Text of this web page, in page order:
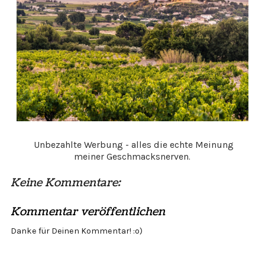
Unbezahlte Werbung - alles die echte Meinung
meiner Geschmacksnerven.
Keine Kommentare:
Kommentar veröffentlichen
Danke für Deinen Kommentar! :o)